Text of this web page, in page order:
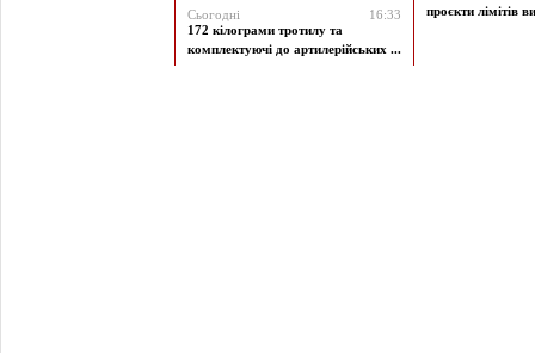
Сьогодні
16:33
172 кілограми тротилу та
комплектуючі до артилерійських ...
проєкти лімітів